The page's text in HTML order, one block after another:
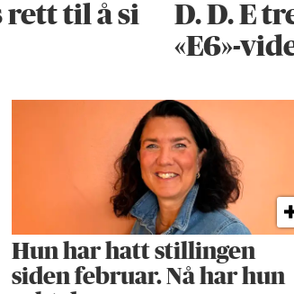
rett til å si
D. D. E
«E6»-
Hun har hatt stillingen
siden februar. Nå har hun